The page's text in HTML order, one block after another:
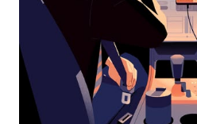
d'échappement
pour
fermer
calendrier.